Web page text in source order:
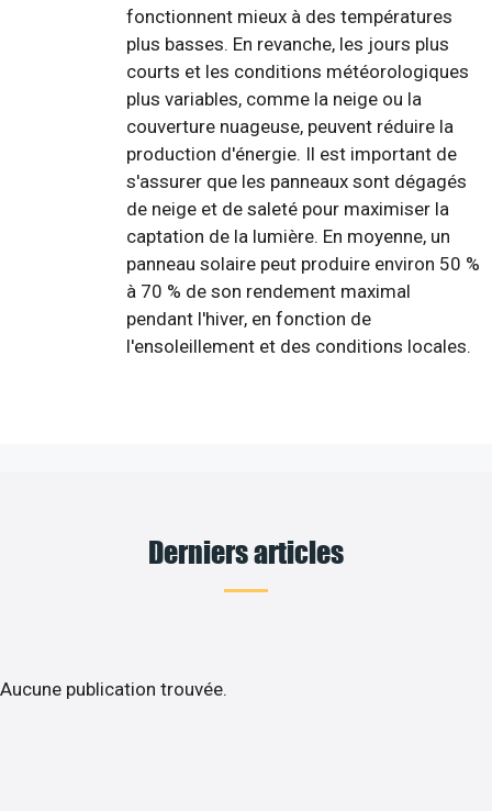
fonctionnent mieux à des températures
plus basses. En revanche, les jours plus
courts et les conditions météorologiques
plus variables, comme la neige ou la
couverture nuageuse, peuvent réduire la
production d'énergie. Il est important de
s'assurer que les panneaux sont dégagés
de neige et de saleté pour maximiser la
captation de la lumière. En moyenne, un
panneau solaire peut produire environ 50 %
à 70 % de son rendement maximal
pendant l'hiver, en fonction de
l'ensoleillement et des conditions locales.
Derniers articles
Aucune publication trouvée.